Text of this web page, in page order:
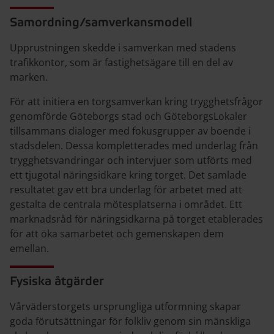
Samordning/samverkansmodell
Upprustningen skedde i samverkan med stadens
trafikkontor, som är fastighetsägare till en del av
marken.
För att initiera en torgsamverkan kring trygghetsfrågor
genomförde Göteborgs stad och GöteborgsLokaler
tillsammans dialoger med fokusgrupper av boende i
stadsdelen. Dessa kompletterades med underlag från
trygghetsvandringar och intervjuer som utförts med
ett tjugotal näringsidkare kring torget. Det samlade
resultatet gav ett bra underlag för arbetet med att
gestalta de centrala mötesplatserna i området. Ett
marknadsråd för näringsidkarna på torget etablerades
för att öka samarbetet och gemenskapen dem
emellan.
Fysiska åtgärder
Vårväderstorgets ursprungliga utformning skapar
goda förutsättningar för folkliv genom sin mänskliga